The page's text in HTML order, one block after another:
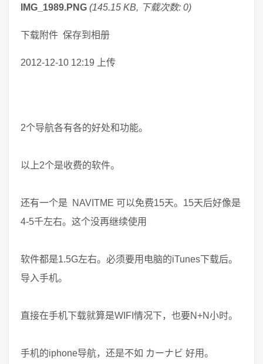
IMG_1989.PNG (145.15 KB, 下载次数: 0)
下载附件 保存到相册
2012-12-10 12:19 上传
2个导航各有各的好处和功能。
以上2个是收费的软件。
还有一个是 NAVITME 可以免费15天。15天后好像是
4-5千左右。这个没再继续使用
软件都是1.5G左右。必须要用电脑的iTunes下载后。
导入手机。
直接在手机下载就算是WIFI情况下，也要N+N小时。
手机的iphone导航，还是不如 カーナビ 好用。